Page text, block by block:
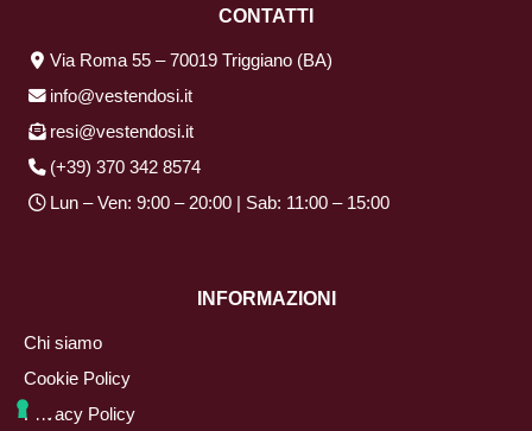
CONTATTI
Via Roma 55 – 70019 Triggiano (BA)
info@vestendosi.it
resi@vestendosi.it
(+39) 370 342 8574
Lun – Ven: 9:00 – 20:00 | Sab: 11:00 – 15:00
INFORMAZIONI
Chi siamo
Cookie Policy
Privacy Policy